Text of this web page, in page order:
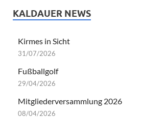
KALDAUER NEWS
Kirmes in Sicht
31/07/2026
Fußballgolf
29/04/2026
Mitgliederversammlung 2026
08/04/2026